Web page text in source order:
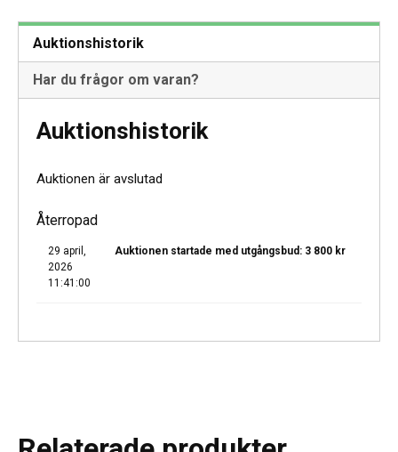
Auktionshistorik
Har du frågor om varan?
Auktionshistorik
Auktionen är avslutad
Återropad
29 april,
2026
11:41:00
Auktionen startade med utgångsbud: 3 800 kr